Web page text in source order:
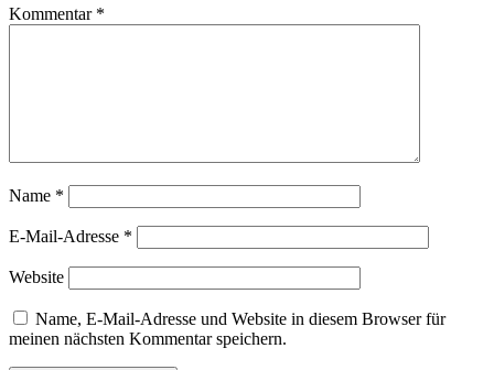
Kommentar *
Name *
E-Mail-Adresse *
Website
Name, E-Mail-Adresse und Website in diesem Browser für
meinen nächsten Kommentar speichern.